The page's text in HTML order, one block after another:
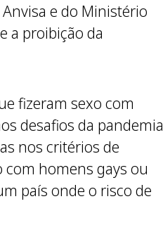
e do Ministério
a proibição da
fizeram sexo com
desafios da pandemia
nos critérios de
homens gays ou
país onde o risco de